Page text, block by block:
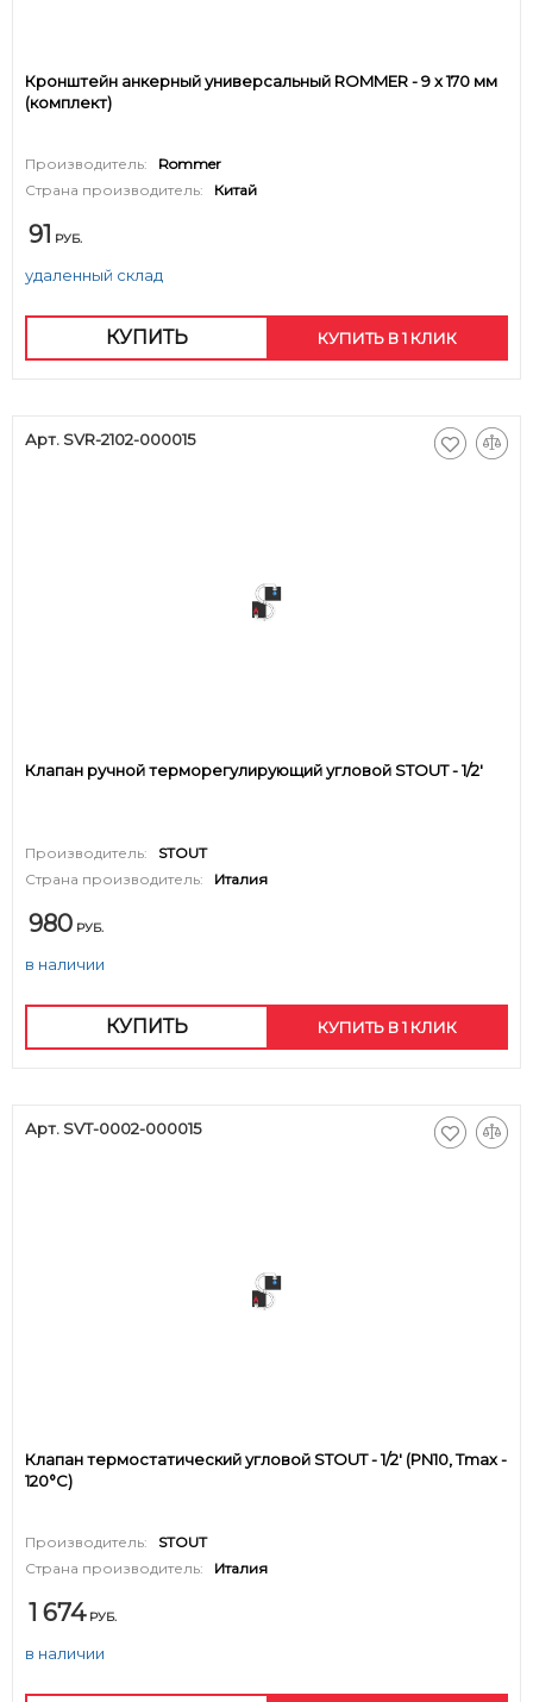
Кронштейн анкерный универсальный ROMMER - 9 x 170 мм
(комплект)
Производитель:
Rommer
Страна производитель:
Китай
91 РУБ.
удаленный склад
КУПИТЬ КУПИТЬ В 1 КЛИК
Арт. SVR-2102-000015
Клапан ручной терморегулирующий угловой STOUT - 1/2'
Производитель:
STOUT
Страна производитель:
Италия
980 РУБ.
в наличии
КУПИТЬ КУПИТЬ В 1 КЛИК
Арт. SVT-0002-000015
Клапан термостатический угловой STOUT - 1/2' (PN10, Tmax -
120°С)
Производитель:
STOUT
Страна производитель:
Италия
1 674 РУБ.
в наличии